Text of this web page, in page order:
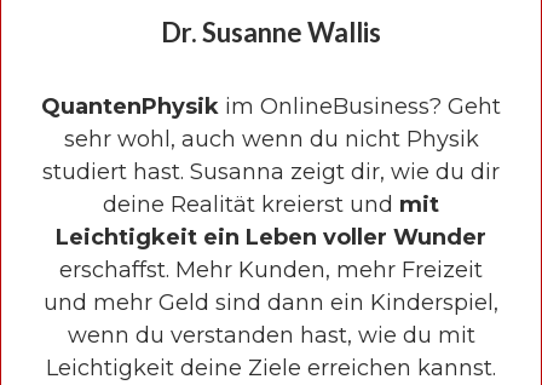
Dr. Susanne Wallis
QuantenPhysik im OnlineBusiness? Geht
sehr wohl, auch wenn du nicht Physik
studiert hast. Susanna zeigt dir, wie du dir
deine Realität kreierst und mit
Leichtigkeit ein Leben voller Wunder
erschaffst. Mehr Kunden, mehr Freizeit
und mehr Geld sind dann ein Kinderspiel,
wenn du verstanden hast, wie du mit
Leichtigkeit deine Ziele erreichen kannst.